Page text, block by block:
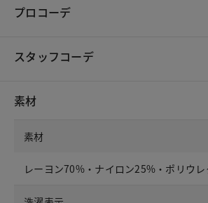
プロコーデ
スタッフコーデ
素材
素材
レーヨン70%・ナイロン25%・ポリウ